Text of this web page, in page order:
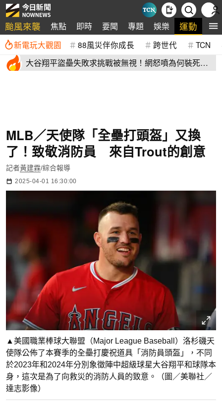
颱風來襲 焦點 即時 要聞 專題 娛樂 運動 全
新電玩大觀園 88風災伴你成長 跨世代 TCN
大谷翔平盜壘失敗求挑戰被無視！網怒噴為何裝死？
MLB／天使隊「全壘打頭盔」又換
了！致敬消防員 來自Trout的創意
記者黃建霖/綜合報導
2025-04-01 16:30:00
▲美國職業棒球大聯盟（Major League Baseball）洛杉磯天
使隊公佈了本賽季的全壘打慶祝道具「消防員頭盔」，不同
於2023年和2024年分別象徵陣中超級球星大谷翔平和球隊本
身，這次是為了向救災的消防人員的致意。（圖／美聯社／
達志影像）